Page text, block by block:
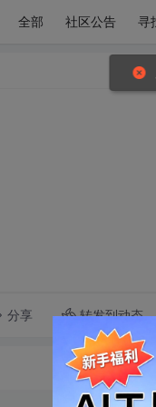
全部 社区公告
分享 转发到动态